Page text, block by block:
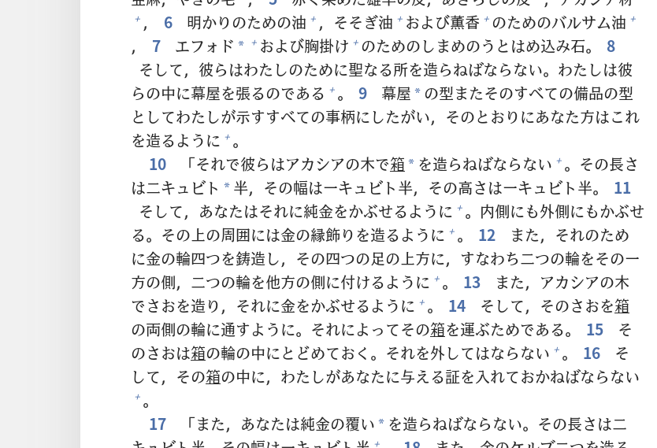
+ ， 6 明かりのための油 + ，そそぎ油 + および薫香 + のためのバルサム油 +
， 7 エフォド * + および胸掛け + のためのしまめのうとはめ込み石。
8
そして， 彼らはわたしのために聖なる所を造らねばならない。わたしは彼
らの中に幕屋を張るのである + 。 9 幕屋 * の型またそのすべての備品の型
としてわたしが示すすべての事柄にしたがい，そのとおりにあなた方はこれ
を造るように + 。
10
「それで彼らはアカシアの木で箱 * を造らねばならない + 。その長さ
は二キュビト * 半，その幅は一キュビト半，その高さは一キュビト半。
11
そして，あなたはそれに純金をかぶせるように + 。 内側にも外側にもかぶせ
る。その上の周囲には金の縁飾りを造るように + 。 12
また，それのため
に金の輪四つを鋳造し，その四つの足の上方に，すなわち二つの輪をその一
方の側， 二つの輪を他方の側に付けるように + 。 13 また，アカシアの木
でさおを造り，それに金をかぶせるように + 。 14 そして，そのさおを箱
の両側の輪に通すように。それによってその箱を運ぶためである。 15
そ
のさおは箱の輪の中にとどめておく。それを外してはならない + 。 16
そ
して，その箱の中に，わたしがあなたに与える証を入れておかねばならない
+ 。
17
「また，あなたは純金の覆い * を造らねばならない。その長さは二
+